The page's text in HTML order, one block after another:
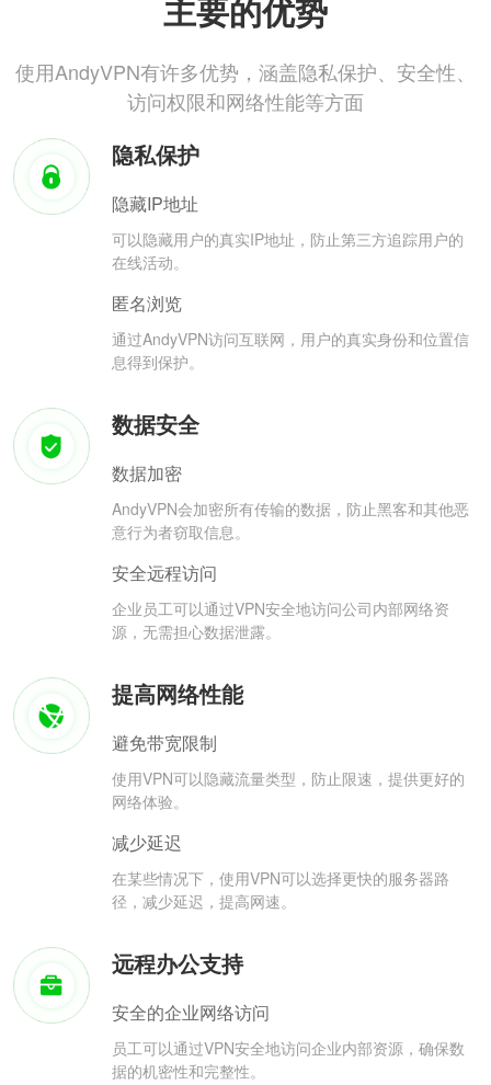
主要的优势
使用AndyVPN有许多优势，涵盖隐私保护、安全性、
访问权限和网络性能等方面
隐私保护
隐藏IP地址
可以隐藏用户的真实IP地址，防止第三方追踪用户的
在线活动。
匿名浏览
通过AndyVPN访问互联网，用户的真实身份和位置信
息得到保护。
数据安全
数据加密
AndyVPN会加密所有传输的数据，防止黑客和其他恶
意行为者窃取信息。
安全远程访问
企业员工可以通过VPN安全地访问公司内部网络资
源，无需担心数据泄露。
提高网络性能
避免带宽限制
使用VPN可以隐藏流量类型，防止限速，提供更好的
网络体验。
减少延迟
在某些情况下，使用VPN可以选择更快的服务器路
径，减少延迟，提高网速。
远程办公支持
安全的企业网络访问
员工可以通过VPN安全地访问企业内部资源，确保数
据的机密性和完整性。